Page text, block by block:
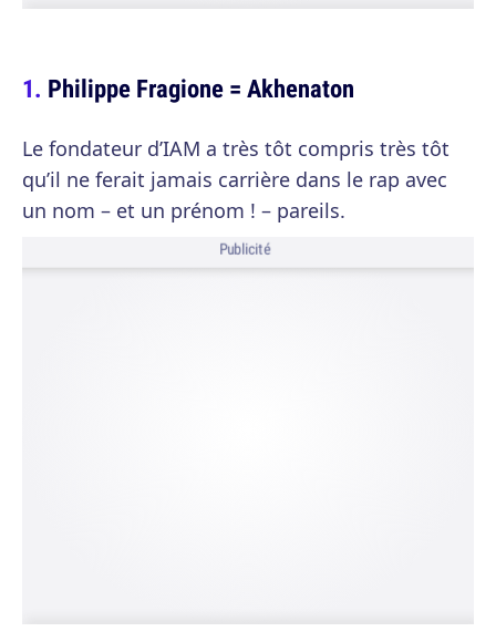
Philippe Fragione = Akhenaton
Le fondateur d’IAM a très tôt compris très tôt
qu’il ne ferait jamais carrière dans le rap avec
un nom – et un prénom ! – pareils.
Publicité